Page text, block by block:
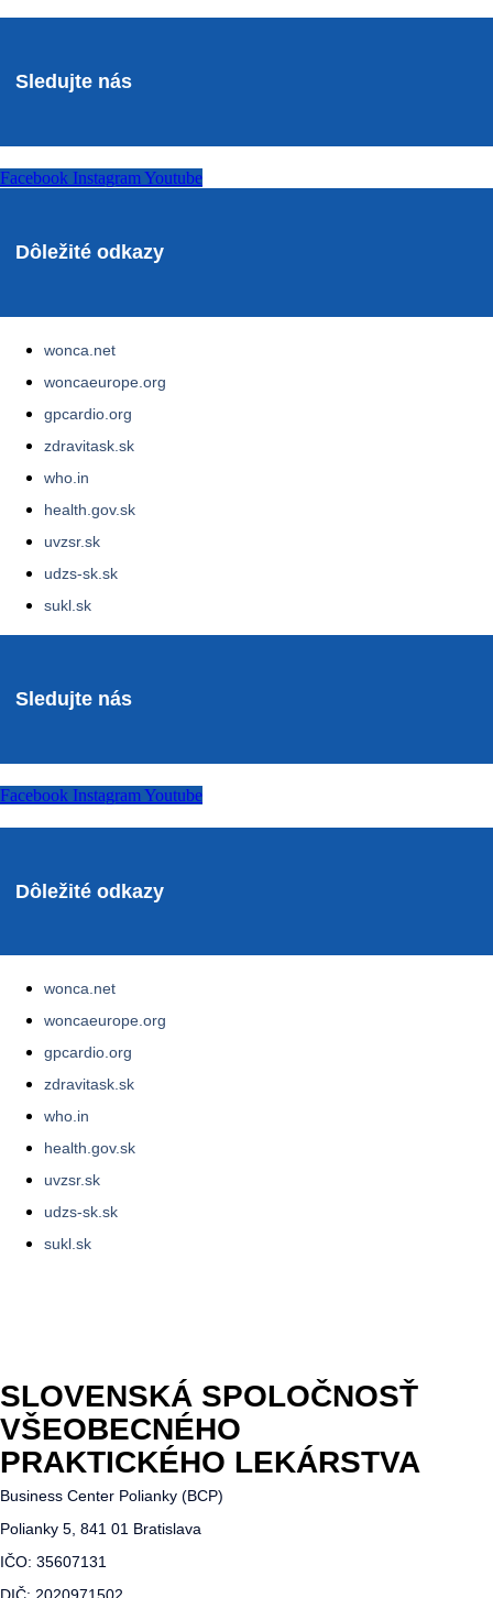
Sledujte nás
Facebook Instagram Youtube
Dôležité odkazy
wonca.net
woncaeurope.org
gpcardio.org
zdravitask.sk
who.in
health.gov.sk
uvzsr.sk
udzs-sk.sk
sukl.sk
Sledujte nás
Facebook Instagram Youtube
Dôležité odkazy
wonca.net
woncaeurope.org
gpcardio.org
zdravitask.sk
who.in
health.gov.sk
uvzsr.sk
udzs-sk.sk
sukl.sk
SLOVENSKÁ SPOLOČNOSŤ
VŠEOBECNÉHO
PRAKTICKÉHO LEKÁRSTVA
Business Center Polianky (BCP)
Polianky 5, 841 01 Bratislava
IČO: 35607131